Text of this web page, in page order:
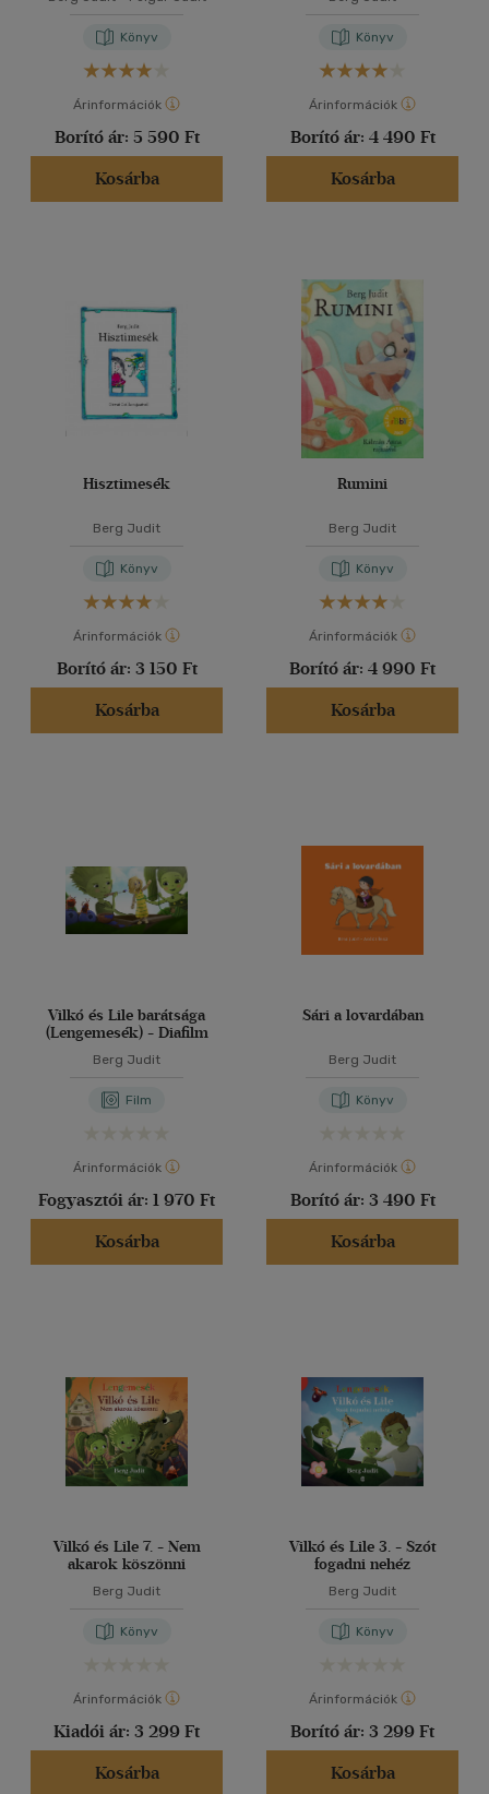
Könyv
Árinformációk
Borító ár: 5 590 Ft
Kosárba
Könyv
Árinformációk
Borító ár: 4 490 Ft
Kosárba
Hisztimesék
Berg Judit
Könyv
Árinformációk
Borító ár: 3 150 Ft
Kosárba
Rumini
Berg Judit
Könyv
Árinformációk
Borító ár: 4 990 Ft
Kosárba
Vilkó és Lile barátsága
(Lengemesék) - Diafilm
Berg Judit
Film
Árinformációk
Fogyasztói ár: 1 970 Ft
Kosárba
Sári a lovardában
Berg Judit
Könyv
Árinformációk
Borító ár: 3 490 Ft
Kosárba
Vilkó és Lile 7. - Nem
akarok köszönni
Berg Judit
Könyv
Árinformációk
Kiadói ár: 3 299 Ft
Kosárba
Vilkó és Lile 3. - Szót
fogadni nehéz
Berg Judit
Könyv
Árinformációk
Borító ár: 3 299 Ft
Kosárba